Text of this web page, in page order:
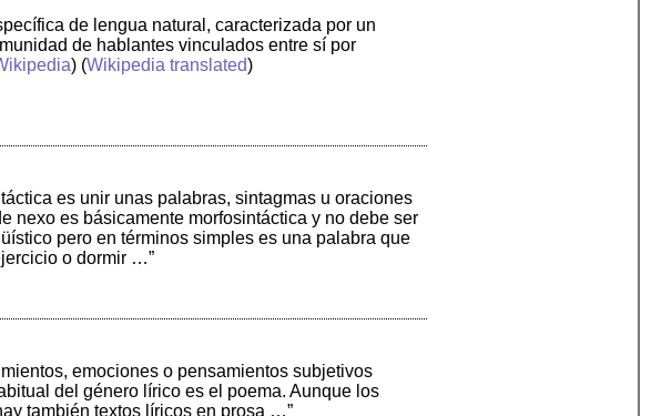
de lengua natural, caracterizada por un
de hablantes vinculados entre sí por
) (Wikipedia translated)
es unir unas palabras, sintagmas u oraciones
nexo es básicamente morfosintáctica y no debe ser
pero en términos simples es una palabra que
o dormir …”
emociones o pensamientos subjetivos
del género lírico es el poema. Aunque los
también textos líricos en prosa …”